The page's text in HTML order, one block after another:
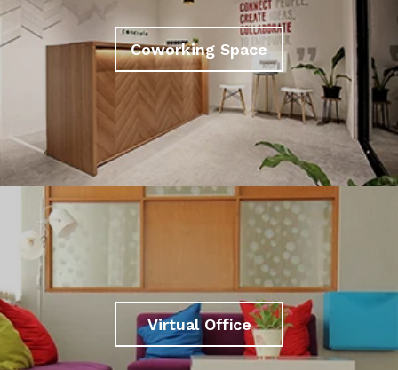
Coworking Space
Virtual Office